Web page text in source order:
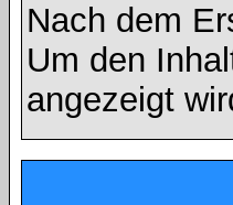
Nach dem
Um den
angezeigt